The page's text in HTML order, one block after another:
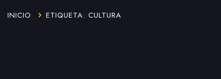
INICIO ETIQUETA: CULTURA